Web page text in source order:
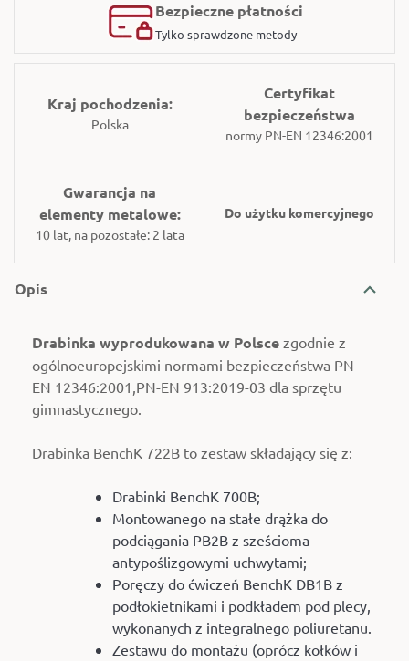
Bezpieczne płatności
Tylko sprawdzone metody
Kraj pochodzenia:
Polska
Certyfikat
bezpieczeństwa
normy PN-EN 12346:2001
Gwarancja na
elementy metalowe:
10 lat, na pozostałe: 2 lata
Do użytku komercyjnego
Opis
Drabinka wyprodukowana w Polsce zgodnie z
ogólnoeuropejskimi normami bezpieczeństwa PN-
EN 12346:2001,PN-EN 913:2019-03 dla sprzętu
gimnastycznego.
Drabinka BenchK 722B to zestaw składający się z:
Drabinki BenchK 700B;
Montowanego na stałe drążka do
podciągania PB2B z sześcioma
antypoślizgowymi uchwytami;
Poręczy do ćwiczeń BenchK DB1B z
podłokietnikami i podkładem pod plecy,
wykonanych z integralnego poliuretanu.
Zestawu do montażu (oprócz kołków i